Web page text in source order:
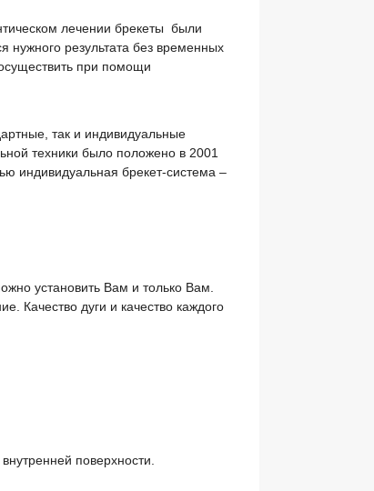
лечении брекеты были
результата без временных
при помощи
так и индивидуальные
техники было положено в 2001
индивидуальная брекет-система –
установить Вам и только Вам.
Качество дуги и качество каждого
поверхности.